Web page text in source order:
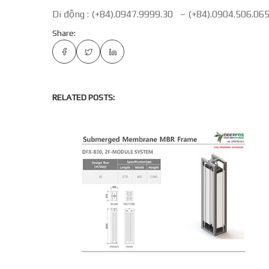
Di động : (+84).0947.9999.30 – (+84).0904.506.065
Share:
RELATED POSTS: